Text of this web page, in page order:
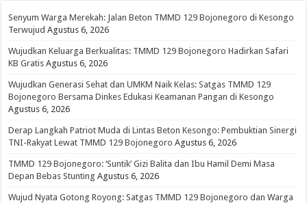
Senyum Warga Merekah: Jalan Beton TMMD 129 Bojonegoro di Kesongo
Terwujud Agustus 6, 2026
Wujudkan Keluarga Berkualitas: TMMD 129 Bojonegoro Hadirkan Safari
KB Gratis Agustus 6, 2026
Wujudkan Generasi Sehat dan UMKM Naik Kelas: Satgas TMMD 129
Bojonegoro Bersama Dinkes Edukasi Keamanan Pangan di Kesongo
Agustus 6, 2026
Derap Langkah Patriot Muda di Lintas Beton Kesongo: Pembuktian Sinergi
TNI-Rakyat Lewat TMMD 129 Bojonegoro Agustus 6, 2026
TMMD 129 Bojonegoro: ‘Suntik’ Gizi Balita dan Ibu Hamil Demi Masa
Depan Bebas Stunting Agustus 6, 2026
Wujud Nyata Gotong Royong: Satgas TMMD 129 Bojonegoro dan Warga